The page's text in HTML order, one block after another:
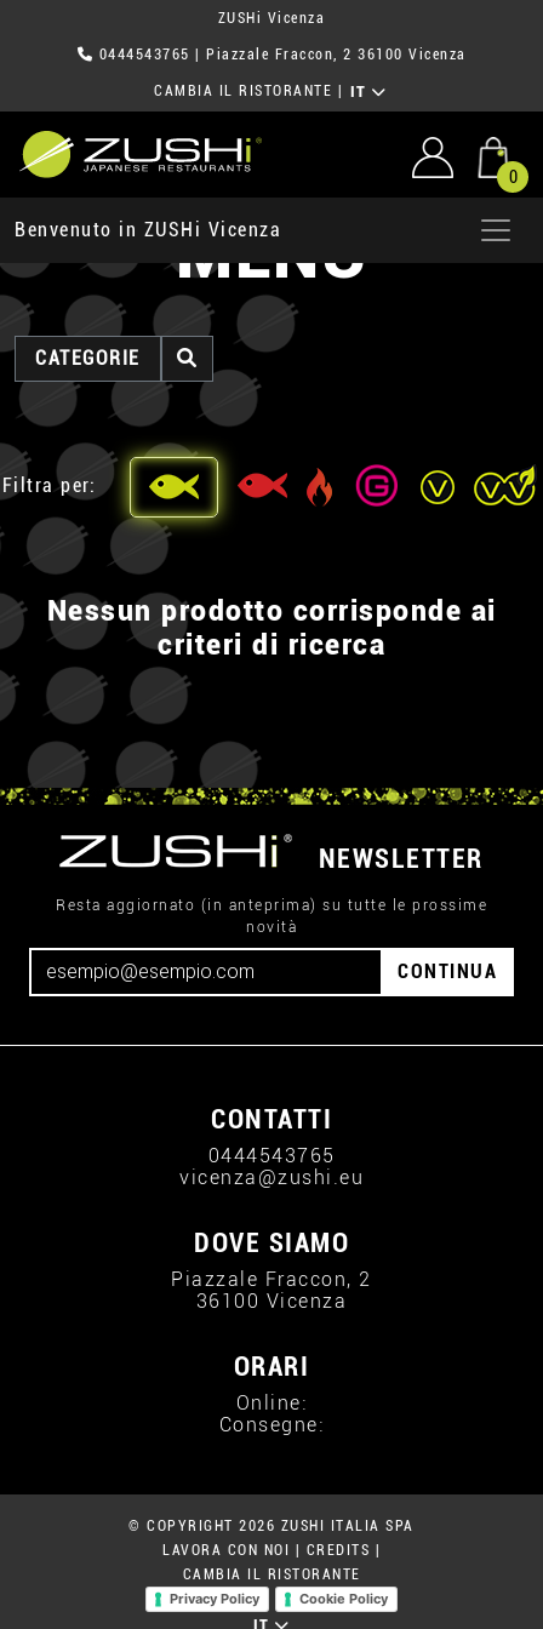
ZUSHi Vicenza
0444543765 | Piazzale Fraccon, 2 36100 Vicenza
CAMBIA IL RISTORANTE IT
0
Benvenuto in ZUSHi Vicenza
MENU
CATEGORIE
Filtra per:
Nessun prodotto corrisponde ai
criteri di ricerca
NEWSLETTER
Resta aggiornato (in anteprima) su tutte le prossime
novità
CONTINUA
CONTATTI
0444543765
vicenza@zushi.eu
DOVE SIAMO
Piazzale Fraccon, 2
36100 Vicenza
ORARI
Online:
Consegne:
© COPYRIGHT 2026 ZUSHI ITALIA SPA
LAVORA CON NOI
CREDITS
CAMBIA IL RISTORANTE
Privacy Policy
Cookie Policy